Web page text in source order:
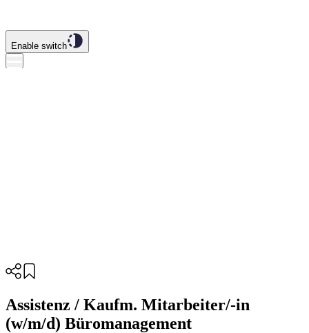
Enable switch
Assistenz / Kaufm. Mitarbeiter/-in
(w/m/d) Büromanagement